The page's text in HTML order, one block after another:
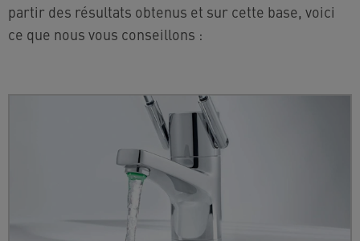
partir des résultats obtenus et sur cette base, voici
ce que nous vous conseillons :